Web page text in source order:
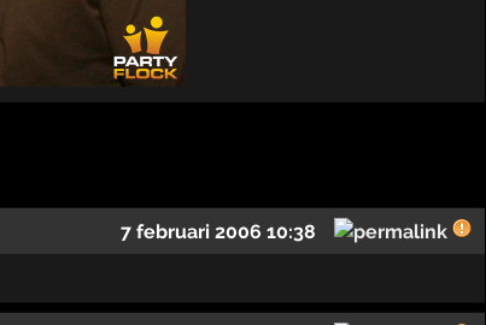
7 februari 2006 10:38